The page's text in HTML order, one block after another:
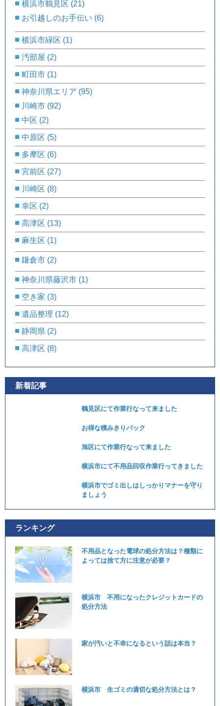
横浜市鶴見区 (21)
お引越しのお手伝い (6)
横浜市緑区 (1)
汚部屋 (2)
町田市 (1)
神奈川県エリア (95)
川崎市 (92)
中区 (2)
中原区 (5)
多摩区 (6)
宮前区 (27)
川崎区 (8)
幸区 (2)
高津区 (13)
麻生区 (1)
鎌倉市 (2)
神奈川県藤沢市 (1)
空き家 (3)
遺品整理 (12)
静岡県 (2)
高津区 (8)
新着記事
鶴見区にて作業行なって来ました
お得な積みきりパック
旭区にて作業行なって来ました
横浜市にて不用品回収作業行ってきました
横浜市でゴミ出しはしっかりマナーを守り
ましょう
ランキング
不用品となった電球の処分方法は？種類に
よっては捨て方に注意が必要？
横浜市 不用になったクレジットカードの
処分方法
家が汚いと不幸になるという話は本当？
横浜市 生ゴミの適切な処分方法とは？